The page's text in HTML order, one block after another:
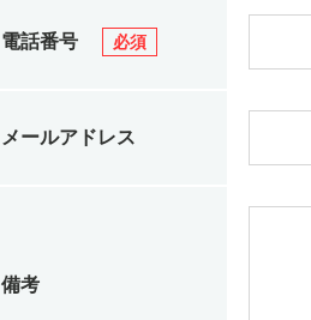
電話番号 必須
メールアドレス
備考